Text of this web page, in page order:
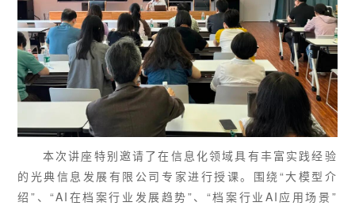
本次讲座特别邀请了在信息化领域具有丰富实践经验
的光典信息发展有限公司专家进行授课。围绕“大模型介
绍”、“AI在档案行业发展趋势”、“档案行业AI应用场景”